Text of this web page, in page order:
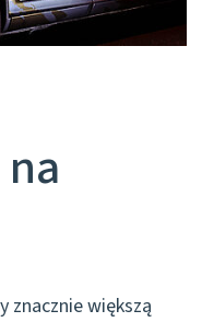
znacznie większą